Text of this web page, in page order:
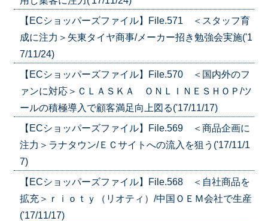
【ECショッパーズファイル】File.571 ＜スタッフ育
成に注力＞矢東タイヤ商事/メーカー招き勉強会実施('1
7/11/24)
【ECショッパーズファイル】File.570 ＜国内外のフ
ァンに対応＞ＣＬＡＳＫＡ ＯＮＬＩＮＥＳＨＯＰ/ツ
ールの積極導入で顧客満足向上図る('17/11/17)
【ECショッパーズファイル】File.569 ＜商品企画に
注力＞ラナタウン/ＥＣサイトへの流入を狙う('17/11/1
7)
【ECショッパーズファイル】File.568 ＜自社商品を
拡充＞ｒｉｏｔｙ（リオティ）/中国ＯＥＭ会社で生産
('17/11/17)